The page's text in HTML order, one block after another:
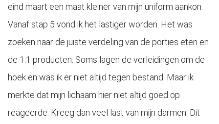
eind maart een maat kleiner van mijn uniform aankon.
Vanaf stap 5 vond ik het lastiger worden. Het was
zoeken naar de juiste verdeling van de porties eten en
de 1:1 producten. Soms lagen de verleidingen om de
hoek en was ik er niet altijd tegen bestand. Maar ik
merkte dat mijn lichaam hier niet altijd goed op
reageerde. Kreeg dan veel last van mijn darmen. Dit